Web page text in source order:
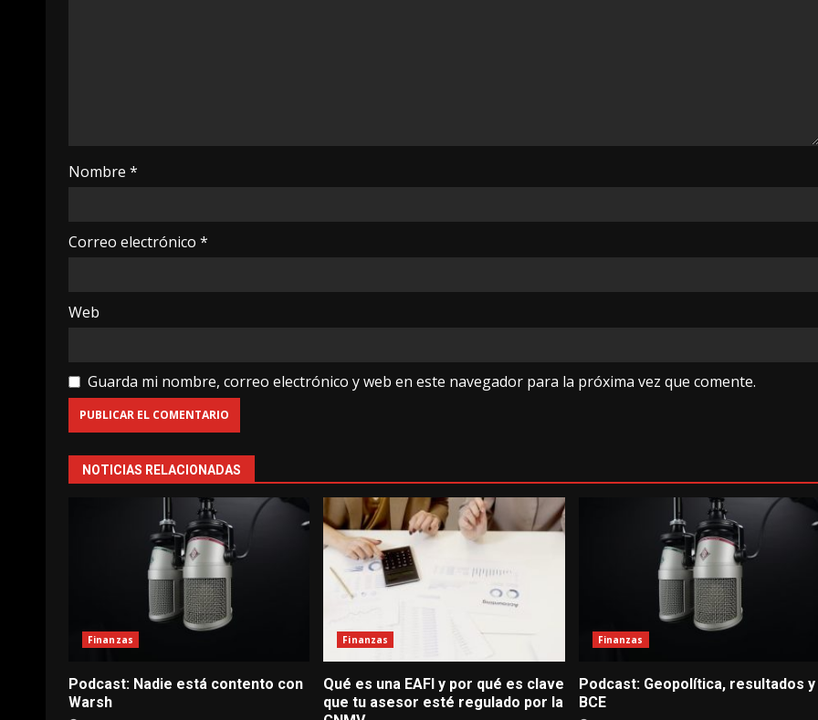
Nombre *
Correo electrónico *
Web
Guarda mi nombre, correo electrónico y web en este navegador para la próxima vez que comente.
NOTICIAS RELACIONADAS
Finanzas
Podcast: Nadie está contento con
Warsh
Finanzas
Qué es una EAFI y por qué es clave
que tu asesor esté regulado por la
Finanzas
Podcast: Geopolítica, resultados y
BCE